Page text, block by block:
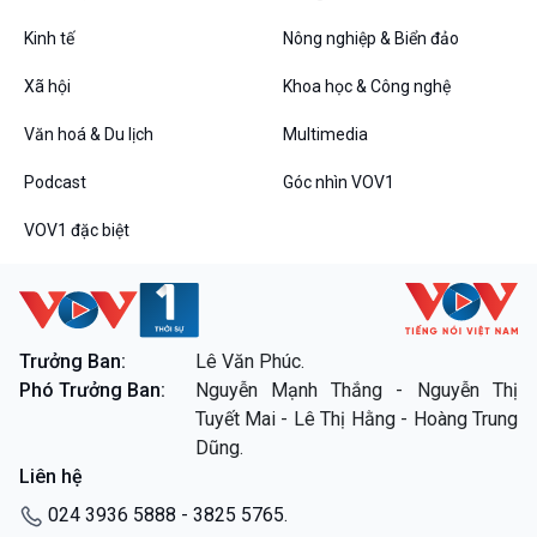
VOV1 đặc biệt
Chân dung cuộc sống
Các chương trình đặc biệt
Kinh tế Nông nghiệp & Biển đảo
Xã hội Khoa học & Công nghệ
Văn hoá & Du lịch Multimedia
Podcast Góc nhìn VOV1
VOV1 đặc biệt
Trưởng Ban:
Lê Văn Phúc.
Phó Trưởng Ban:
Nguyễn Mạnh Thắng - Nguyễn Thị
Tuyết Mai - Lê Thị Hằng - Hoàng Trung
Dũng.
Liên hệ
024 3936 5888 - 3825 5765.